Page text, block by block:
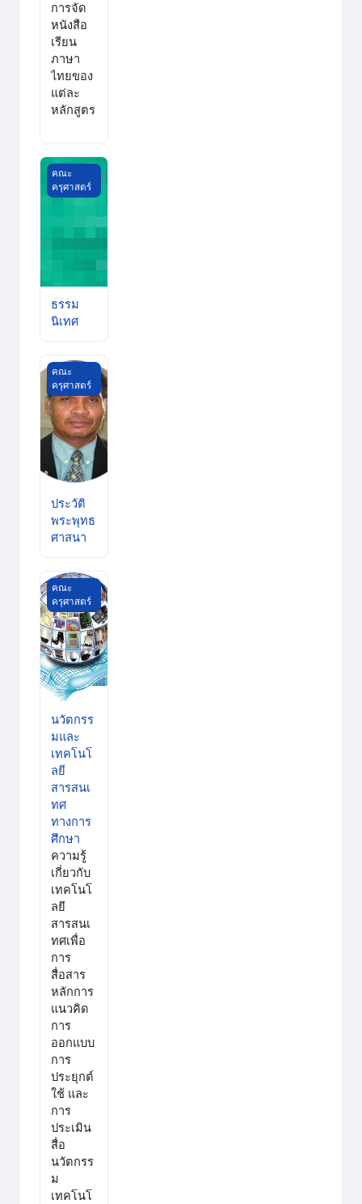
การจัด
หนังสือ
เรียน
ภาษา
ไทยของ
แต่ละ
หลักสูตร
ธรรมนิเทศ
คณะ
ครุศาสตร์
ธรรม
นิเทศ
ประวัติพระพุทธศาสนา
คณะ
ครุศาสตร์
ประวัติ
พระพุทธ
ศาสนา
นวัตกรรมและเทคโนโลยีสารสนเทศทางการศึกษา
คณะ
ครุศาสตร์
นวัตกรร
มและ
เทคโนโ
ลยี
สารสนเ
ทศ
ทางการ
ศึกษา
ความรู้
เกี่ยวกับ
เทคโนโ
ลยี
สารสนเ
ทศเพื่อ
การ
สื่อสาร
หลักการ
แนวคิด
การ
ออกแบบ
การ
ประยุกต์
ใช้ และ
การ
ประเมิน
สื่อ
นวัตกรร
ม
เทคโนโ